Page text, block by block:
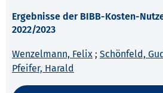
Ergebnisse der BIBB-Kosten-
2022/2023
Wenzelmann, Felix ; Schönfeld,
Pfeifer, Harald